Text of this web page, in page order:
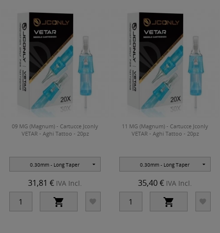
09 MG (Magnum) - Cartucce Jconly
VETAR - Aghi Tattoo - 20pz
0.30mm - Long Taper
31,81 € IVA Incl.
 
11 MG (Magnum) - Cartucce Jconly
VETAR - Aghi Tattoo - 20pz
0.30mm - Long Taper
35,40 € IVA Incl.
 